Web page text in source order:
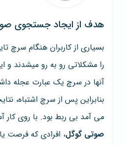
هدف از ایجاد جستجوی
بسیاری از کاربران هنگام سرچ
را مشکلاتی رو به رو میشدند و
آنها در سرچ یک عبارت عجله
بنابراین پس از سرچ اشتباه،
می آمد بی ربط بود. با روی کار
صوتی گوگل، افرادی که فرصت